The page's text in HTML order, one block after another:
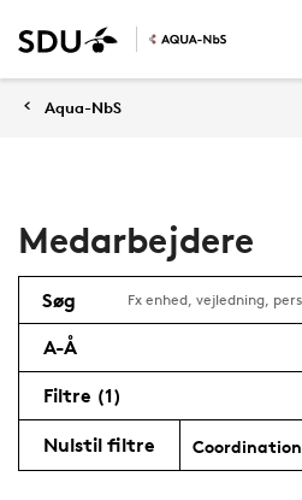
Aqua-NbS
Medarbejdere
Filtre (1)
A-Å
Søg
Nulstil filtre Coordination